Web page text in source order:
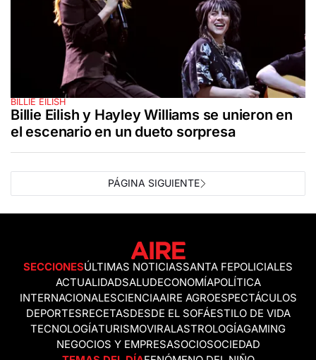
BILLIE EILISH
Billie Eilish y Hayley Williams se unieron en
el escenario en un dueto sorpresa
PÁGINA SIGUIENTE
SECCIONESÚLTIMAS NOTICIASSANTA FEPOLICIALES
ACTUALIDADSALUDECONOMÍAPOLÍTICA
INTERNACIONALESCIENCIAAIRE AGROESPECTÁCULOS
DEPORTESRECETASDESDE EL SOFÁESTILO DE VIDA
TECNOLOGÍATURISMOVIRALASTROLOGÍAGAMING
NEGOCIOS Y EMPRESASOCIOSOCIEDAD